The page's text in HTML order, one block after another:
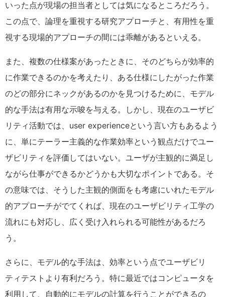
いった点が現場の担当者としては気になるところだろう。
この点で、論理を重視する研究アプローチと、有用性を重
視する現場的アプローチの間には乖離があるといえる。
また、複数の仕様案があったときに、そのどちらが効率的
に作業できるのかを考えたり、ある仕様にしたがった作業
のどの部分にネックがあるのかを見つけるために、モデル
的な手法は有用な示唆を与える。しかし、現在のユーザビ
リティ活動では、user experienceという言い方もあるよう
に、単にテーラー主義的な作業効率という観点だけでユー
ザビリティを評価してはいない。ユーザが主観的に満足し
ながら仕事ができるかどうかも大切なポイントである。そ
の意味では、そうした主観的側面をも考慮にいれたモデル
的アプローチがでてくれば、現在のユーザビリティ工学の
流れにも対応し、広く受け入れられる可能性があるだろ
う。
さらに、モデル的な手法は、効率という点でユーザビリ
ティテストより有利だろう。特に最近ではコンピュータを
利用して、自動的にモデルの計算を行うことができるの